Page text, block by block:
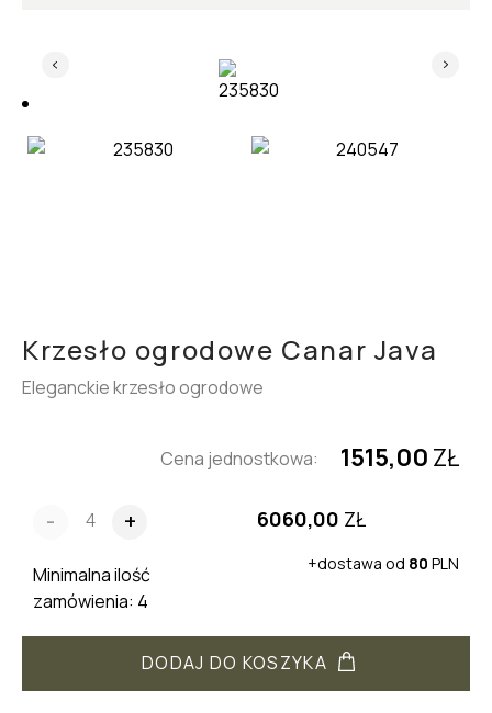
Krzesło ogrodowe Canar Java
Eleganckie krzesło ogrodowe
Cena jednostkowa: 1515,00 ZŁ
- +
Minimalna ilość
zamówienia: 4
6060,00 ZŁ
+dostawa od 80 PLN
DODAJ DO KOSZYKA